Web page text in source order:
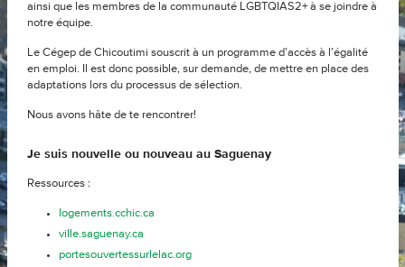
ainsi que les membres de la communauté LGBTQIAS2+ à se joindre à
notre équipe.
Le Cégep de Chicoutimi souscrit à un programme d’accès à l’égalité
en emploi. Il est donc possible, sur demande, de mettre en place des
adaptations lors du processus de sélection.
Nous avons hâte de te rencontrer!
Je suis nouvelle ou nouveau au Saguenay
Ressources :
logements.cchic.ca
ville.saguenay.ca
portesouvertessurlelac.org